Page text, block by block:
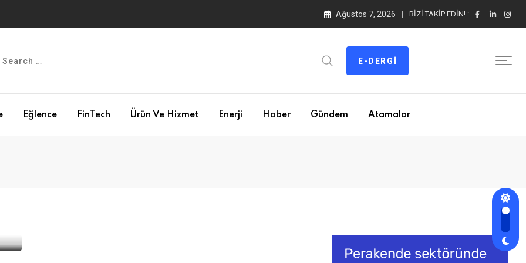
Ağustos 7, 2026 BIZI TAKIP EDIN! :
E-DERGI
Eğlence FinTech Ürün Ve Hizmet Enerji Haber Gündem Atamalar